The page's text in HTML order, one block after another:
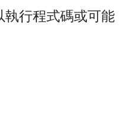
行程式碼或可能